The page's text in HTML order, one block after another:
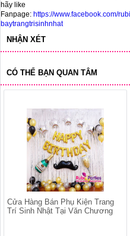
hãy like
Fanpage: https://www.facebook.com/
baytrangtrisinhnhat
NHẬN XÉT
CÓ THỂ BẠN QUAN TÂM
Cửa Hàng Bán Phụ Kiện Trang
Trí Sinh Nhật Tại Văn Chương